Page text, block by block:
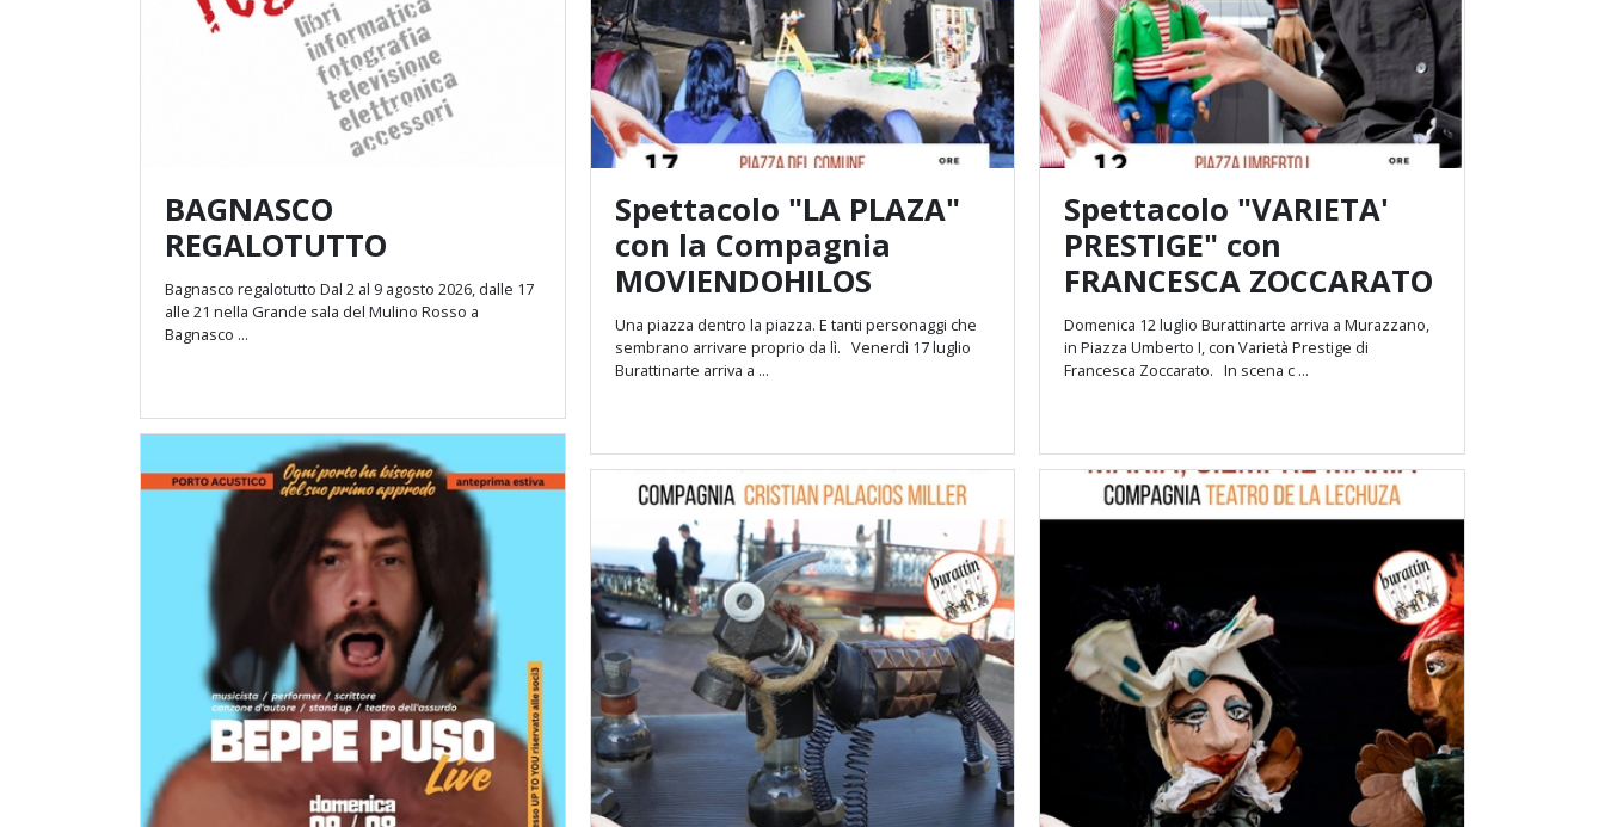
BAGNASCO
REGALOTUTTO
Bagnasco regalotutto Dal 2 al 9 agosto 2026, dalle 17
alle 21 nella Grande sala del Mulino Rosso a
Bagnasco ...
Spettacolo "LA PLAZA"
con la Compagnia
MOVIENDOHILOS
Una piazza dentro la piazza. E tanti personaggi che
sembrano arrivare proprio da lì. Venerdì 17 luglio
Burattinarte arriva a ...
Spettacolo "VARIETA'
PRESTIGE" con
FRANCESCA ZOCCARATO
Domenica 12 luglio Burattinarte arriva a Murazzano,
in Piazza Umberto I, con Varietà Prestige di
Francesca Zoccarato. In scena c ...